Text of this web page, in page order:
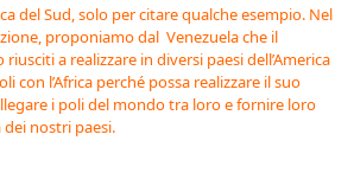
del Sud, solo per citare qualche esempio. Nel
proponiamo dal Venezuela che il
a realizzare in diversi paesi dell’America
con l’Africa perché possa realizzare il suo
i poli del mondo tra loro e fornire loro
nostri paesi.